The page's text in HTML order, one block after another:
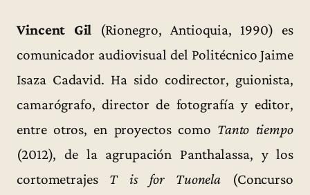
Vincent Gil (Rionegro, Antioquia, 1990) es
comunicador audiovisual del Politécnico Jaime
Isaza Cadavid. Ha sido codirector, guionista,
camarógrafo, director de fotografía y editor,
entre otros, en proyectos como Tanto tiempo
(2012), de la agrupación Panthalassa, y los
cortometrajes T is for Tuonela (Concurso